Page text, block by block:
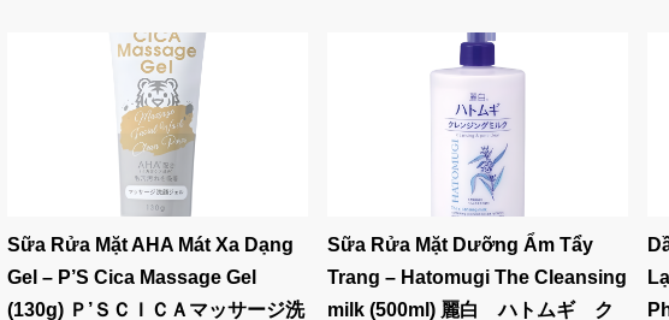
Sữa Rửa Mặt AHA Mát Xa Dạng
Gel – P’S Cica Massage Gel
(130g) Ｐ’ＳＣＩＣＡマッサージ洗
Sữa Rửa Mặt Dưỡng Ẩm Tẩy
Trang – Hatomugi The Cleansing
milk (500ml) 麗白 ハトムギ ク